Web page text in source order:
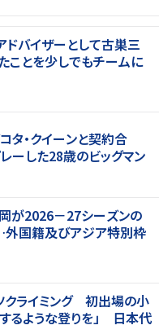
バイザーとして古巣三
ことを少しでもチームに
タ・クイーンと契約合
ーした28歳のビッグマン
が2026－27シーズンの
国籍及びアジア特別枠
クライミング 初出場の小
るような登りを」 日本代